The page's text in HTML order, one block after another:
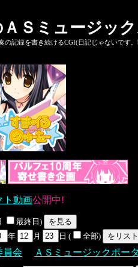
Ｓミュージッ
の記録を書き続けるCGI(日記じゃないです
ト動画公開中!
最終日)
年 月 日 ( 全部)
員会 ＡＳミュージックポー